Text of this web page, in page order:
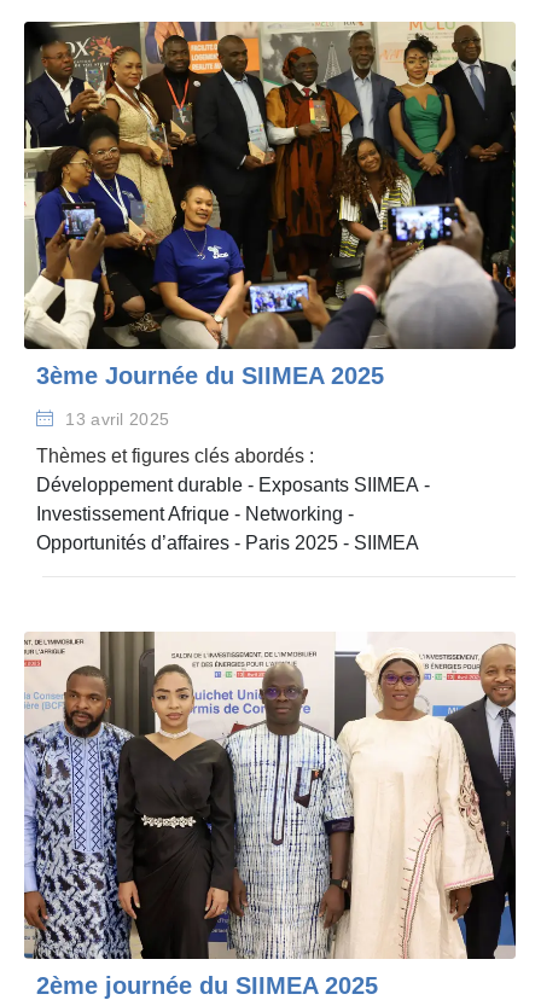
3ème Journée du SIIMEA 2025
13 avril 2025
Thèmes et figures clés abordés :
Développement durable - Exposants SIIMEA -
Investissement Afrique - Networking -
Opportunités d’affaires - Paris 2025 - SIIMEA
2ème journée du SIIMEA 2025